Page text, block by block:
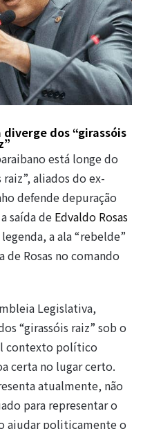
diverge dos “girassóis
está longe do
aliados do ex-
defende depuração
saída de Edvaldo Rosas
a ala “rebelde”
de Rosas no comando
Legislativa,
“girassóis raiz” sob o
contexto político
certa no lugar certo.
atualmente, não
para representar o
ajudar politicamente o